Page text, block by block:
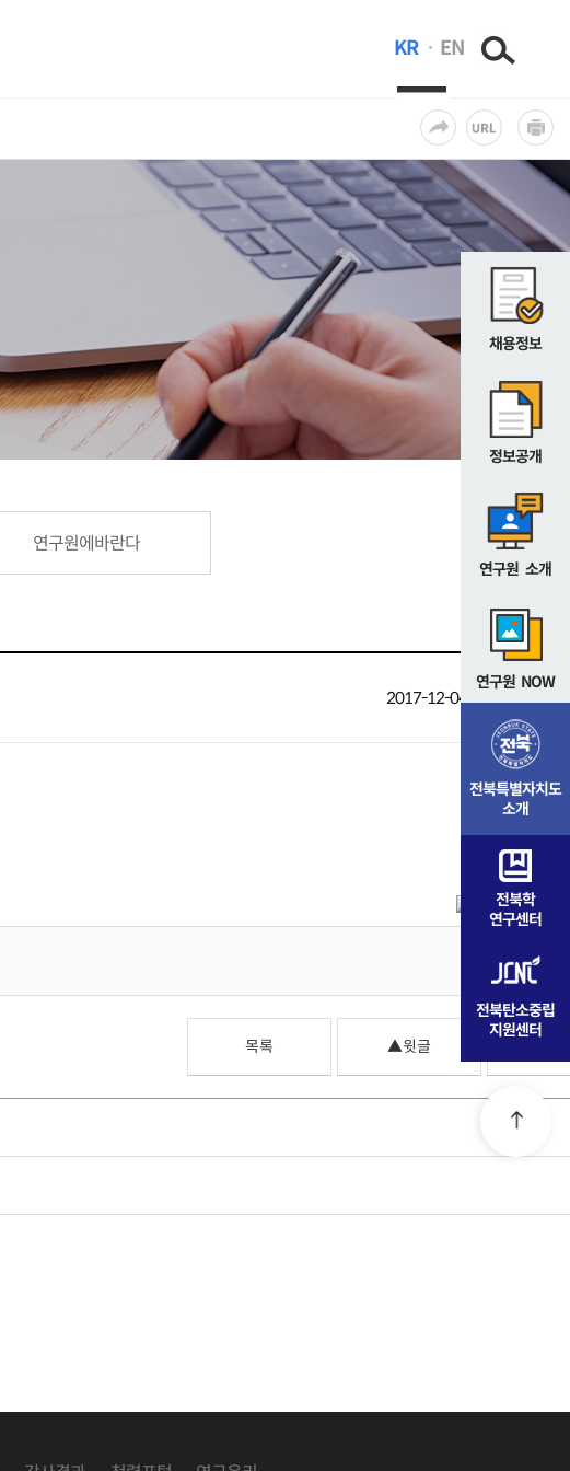
KR EN
연구원에바란다
2017-12-04 19:01 조
목록 ▲윗글
채용정보
정보공개
연구원 소개
연구원 NOW
전북특별자치도
소개
전북학
연구센터
전북탄소중립
지원센터